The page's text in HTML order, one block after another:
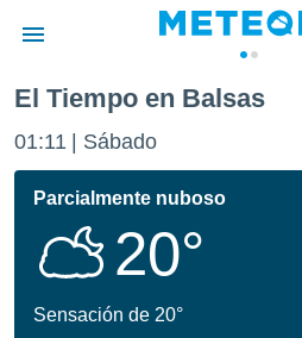
de
por
se
calidad.
a este
las
El Tiempo en Balsas
01:11 Sábado
Parcialmente nuboso
20°
Sensación de 20°